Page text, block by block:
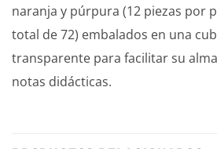
naranja y púrpura (12 piezas por
total de 72) embalados en una
transparente para facilitar su
notas didácticas.